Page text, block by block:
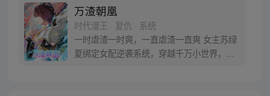
万渣朝凰
时代漫王 · 复仇 · 系统
一时虐渣一时爽，一直虐渣一直爽 女主苏绿
夏绑定女配逆袭系统，穿越千万小世界，花